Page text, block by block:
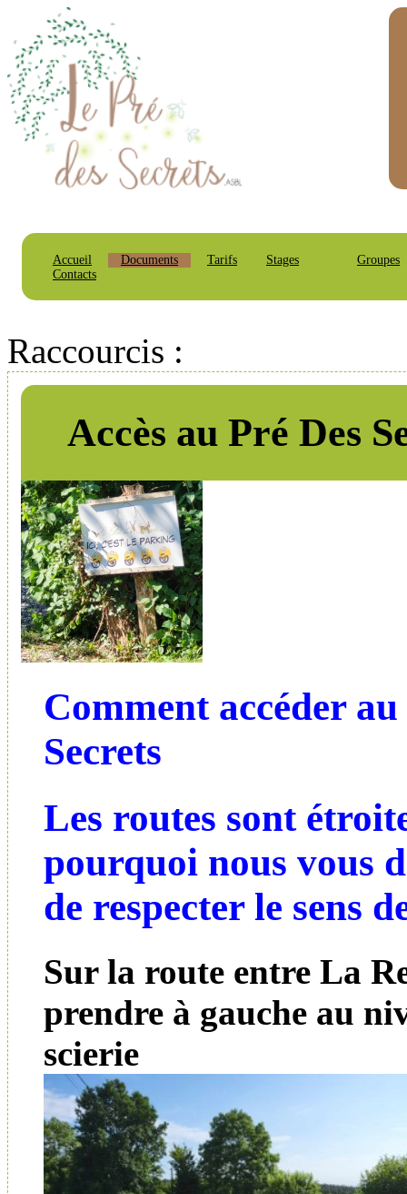
Accueil Documents Tarifs Stages
Groupes
Contacts
Raccourcis :
Accès au Pré Des
Comment accéder au
Secrets
Les routes sont
pourquoi nous vous
de respecter le sens
Sur la route entre La
prendre à gauche au
scierie